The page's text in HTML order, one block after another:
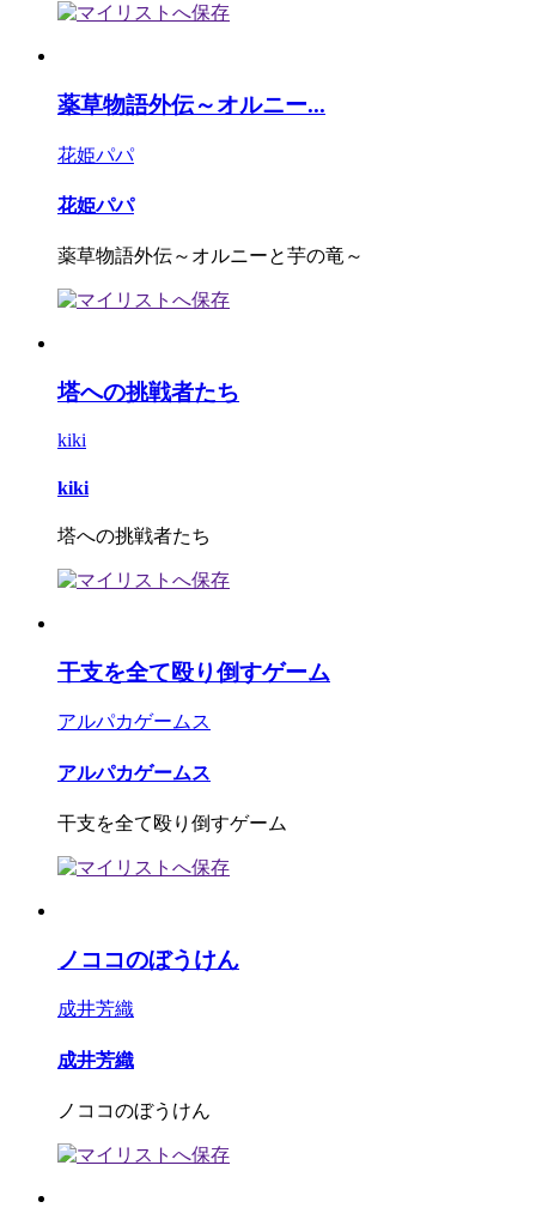
薬草物語外伝～オルニー...
花姫パパ
花姫パパ
薬草物語外伝～オルニーと芋の竜～
塔への挑戦者たち
kiki
kiki
塔への挑戦者たち
干支を全て殴り倒すゲーム
アルパカゲームス
アルパカゲームス
干支を全て殴り倒すゲーム
ノココのぼうけん
成井芳織
成井芳織
ノココのぼうけん